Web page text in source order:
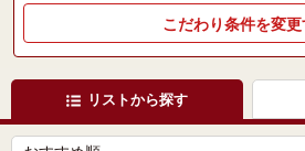
こだわり条件を変更
リストから探す